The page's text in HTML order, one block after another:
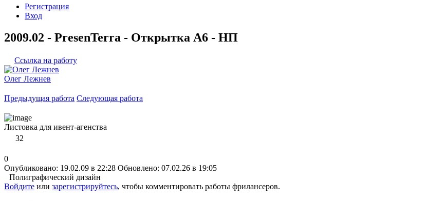
Регистрация
Вход
2009.02 - PresenTerra - Открытка A6 - НП
Ссылка на работу
Олег Лежнев
Предыдущая работа Следующая работа
Листовка для ивент-агенства
32
0
Опубликовано: 19.02.09 в 22:28 Обновлено: 07.02.26 в 19:05
Полиграфический дизайн
Войдите или зарегистрируйтесь, чтобы комментировать работы фрилансеров.